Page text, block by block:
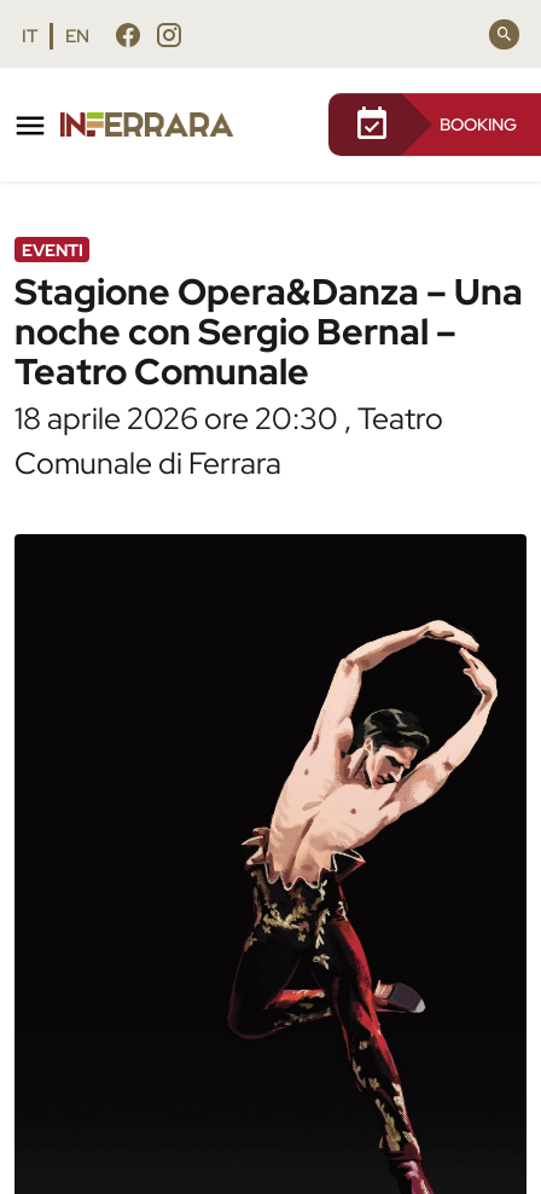
Vai al contenuto principale
Vai al footer
IT EN
BOOKING
Stagione Opera&Danza – Una noche con
EVENTI
Stagione Opera&Danza – Una
noche con Sergio Bernal –
Teatro Comunale
18 aprile 2026 ore 20:30 , Teatro
Comunale di Ferrara